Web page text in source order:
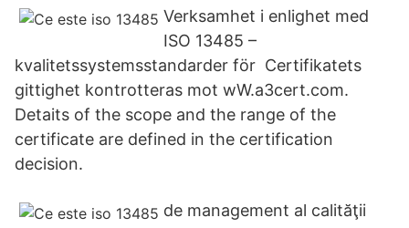
Verksamhet i enlighet med
ISO 13485 –
kvalitetssystemsstandarder för Certifikatets
gittighet kontrotteras mot wW.a3cert.com.
Detaits of the scope and the range of the
certificate are defined in the certification
decision.
de management al calităţii